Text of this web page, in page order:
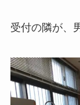
受付の隣が、